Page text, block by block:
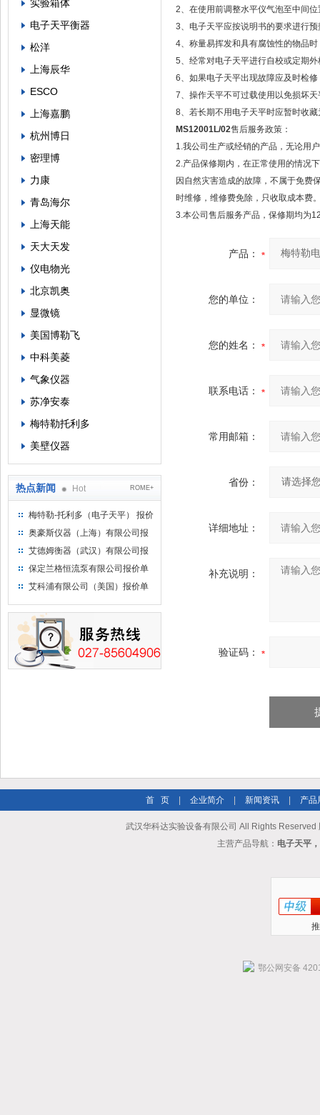
实验箱体
电子天平衡器
松洋
上海辰华
ESCO
上海嘉鹏
杭州博日
密理博
力康
青岛海尔
上海天能
天大天发
仪电物光
北京凯奥
显微镜
美国博勒飞
中科美菱
气象仪器
苏净安泰
梅特勒托利多
美壁仪器
热点新闻 Hot ROME+
梅特勒-托利多（电子天平） 报价
单
奥豪斯仪器（上海）有限公司报
价单
艾德姆衡器（武汉）有限公司报
价单
保定兰格恒流泵有限公司报价单
艾科浦有限公司（美国）报价单
2、在使用前调整水平仪气泡至中间位
3、电子天平应按说明书的要求进行预
4、称量易挥发和具有腐蚀性的物品
5、经常对电子天平进行自校或定期
6、如果电子天平出现故障应及时检修
7、操作天平不可过载使用以免损坏天
8、若长期不用电子天平时应暂时收藏
MS12001L/02售后服务政策：
1.我公司生产或经销的产品，无论用
2.产品保修期内，在正常使用的情况
因自然灾害造成的故障，不属于免费
时维修，维修费免除，只收取成本费
3.本公司售后服务产品，保修期均为
产品：
您的单位：
您的姓名：
联系电话：
常用邮箱：
省份：
详细地址：
补充说明：
验证码：
首 页 企业简介 新闻资讯 产品
武汉华科达实验设备有限公司 All Rights Reserved
主营产品导航： 电子天平
鄂公网安备